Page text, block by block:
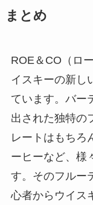
まとめ
ROE＆CO（ロ
イスキーの新し
ています。バー
出された独特の
レートはもちろ
ーヒーなど、様
す。そのフルー
心者からウイス